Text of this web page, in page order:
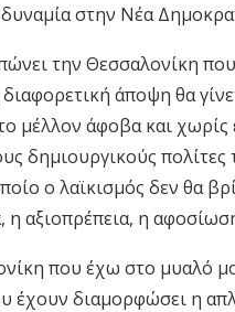
στην Νέα
την Θεσσαλονίκη
άποψη θα
μέλλον άφοβα και
δημιουργικούς
ο λαϊκισμός δεν θα
η αξιοπρέπεια, η
που έχω στο μυαλό
έχουν διαμορφώσει η